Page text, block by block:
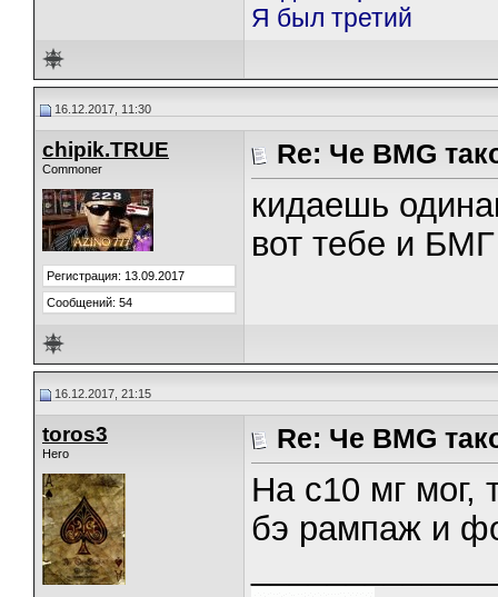
Я был третий
16.12.2017, 11:30
chipik.TRUE
Commoner
Регистрация: 13.09.2017
Сообщений: 54
Re: Че BMG
кидаешь
вот тебе и БМГ
16.12.2017, 21:15
toros3
Hero Re: Че BMG
На с10 мг мог,
бэ рампаж и